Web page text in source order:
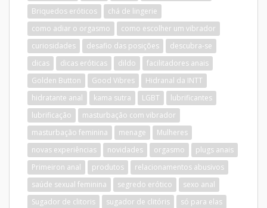
Briquedos eróticos
chá de lingerie
como adiar o orgasmo
como escolher um vibrador
curiosidades
desafio das posições
descubra-se
dicas
dicas eróticas dildo
facilitadores anais
Golden Button
Good Vibres
Hidranal da INTT
hidratante anal
kama sutra LGBT
lubrificantes
lubrificação
masturbação com vibrador
masturbação feminina
menage
Mulheres
novas experiências
novidades orgasmo
plugs anais
Primeiron anal
produtos
relacionamentos abusivos
saúde sexual feminina
segredo erótico
sexo anal
Sugador de clitoris
sugador de clitóris
só para elas